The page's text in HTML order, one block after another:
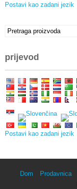
Postavi kao zadani jezik
tražiti:
prijevod
Postavi kao zadani jezik
Dom Prodavnica